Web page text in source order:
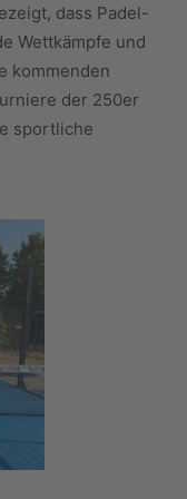
dass Padel-
Wettkämpfe und
kommenden
der 250er
sportliche